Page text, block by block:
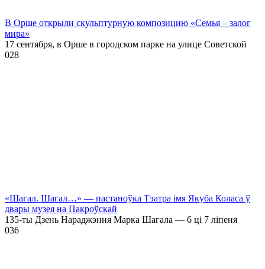
В Орше открыли скульптурную композицию «Семья – залог
мира»
17 сентября, в Орше в городском парке на улице Советской
028
«Шагал. Шагал…» — пастаноўка Тэатра імя Якуба Коласа ў
двары музея на Пакроўскай
135-ты Дзень Нараджэння Марка Шагала — 6 ці 7 ліпеня
036